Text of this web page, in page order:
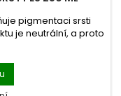
pigmentaci srsti
je neutrální, a proto
přirozenou hladinu